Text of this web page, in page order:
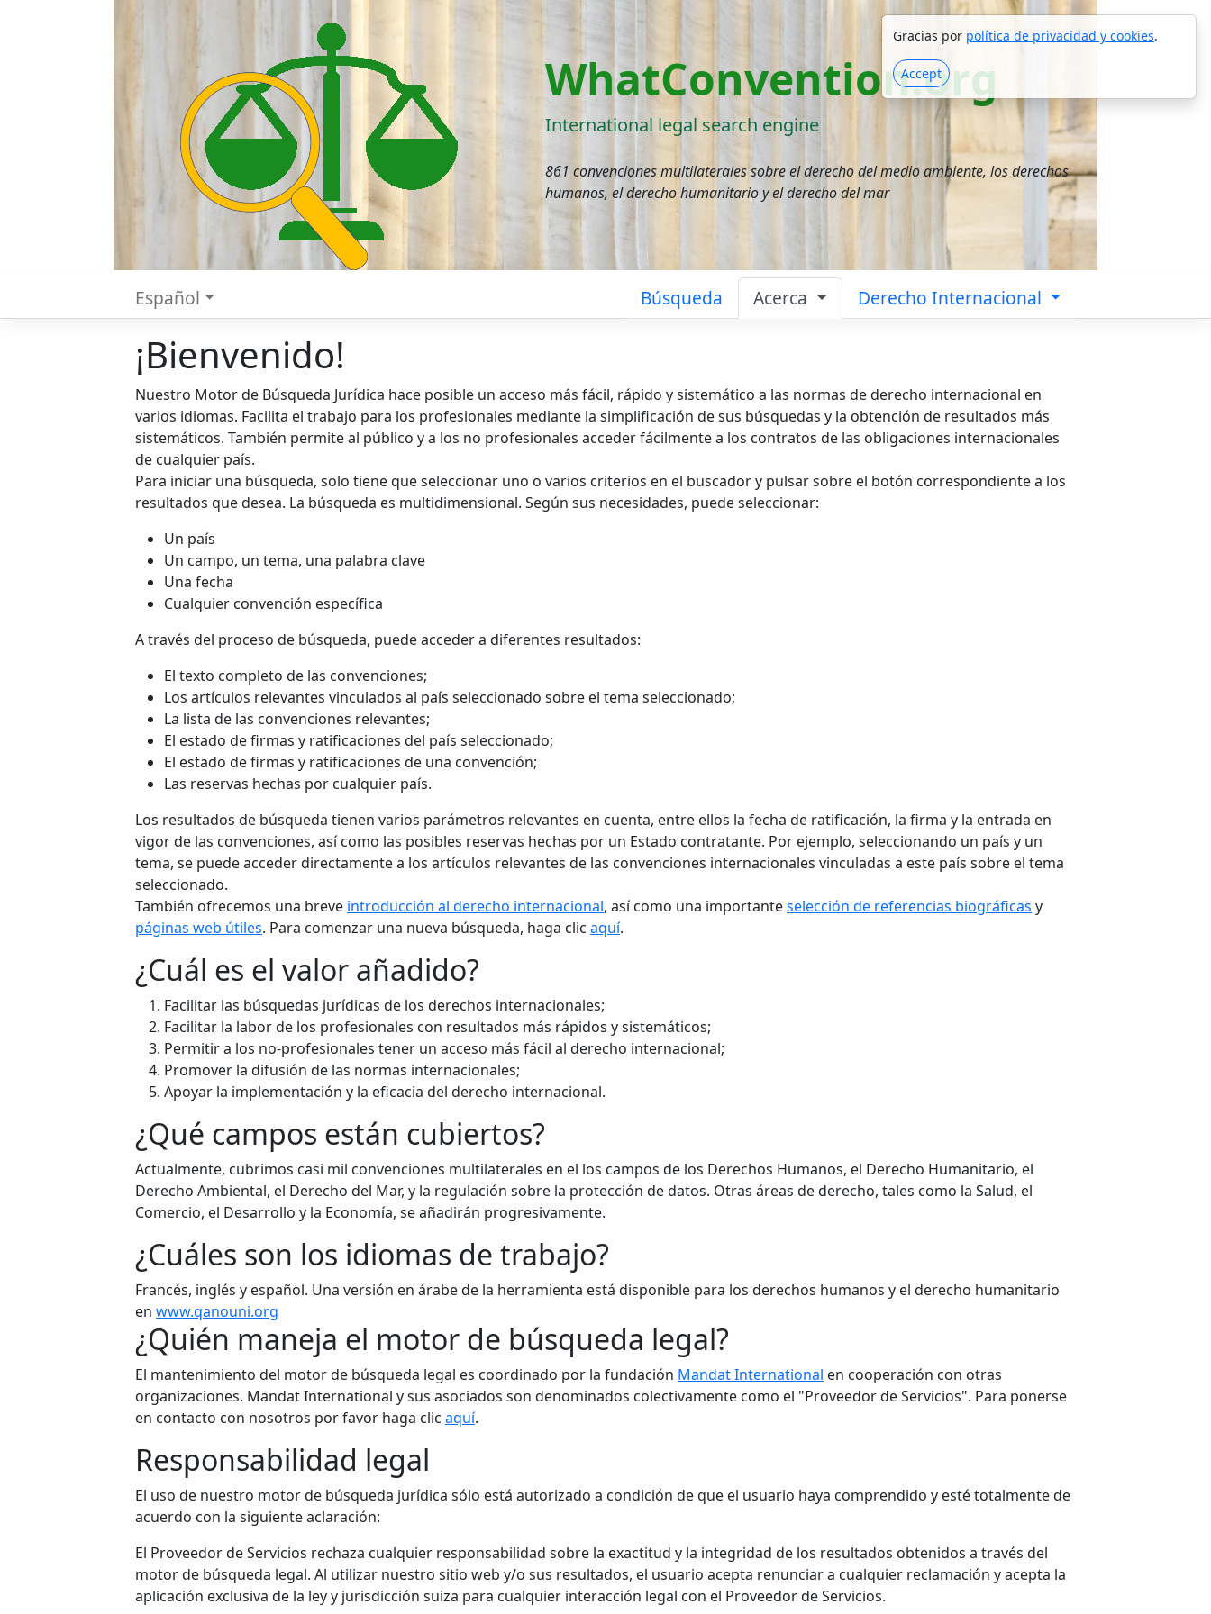
Gracias por política de privacidad y cookies.
Accept
WhatConvention.org
International legal search engine
861 convenciones multilaterales sobre el derecho del medio ambiente, los derechos
humanos, el derecho humanitario y el derecho del mar
Español Búsqueda Acerca Derecho Internacional
¡Bienvenido!
Nuestro Motor de Búsqueda Jurídica hace posible un acceso más fácil, rápido y sistemático a las normas de derecho internacional en
varios idiomas. Facilita el trabajo para los profesionales mediante la simplificación de sus búsquedas y la obtención de resultados más
sistemáticos. También permite al público y a los no profesionales acceder fácilmente a los contratos de las obligaciones internacionales
de cualquier país.
Para iniciar una búsqueda, solo tiene que seleccionar uno o varios criterios en el buscador y pulsar sobre el botón correspondiente a los
resultados que desea. La búsqueda es multidimensional. Según sus necesidades, puede seleccionar:
Un país
Un campo, un tema, una palabra clave
Una fecha
Cualquier convención específica
A través del proceso de búsqueda, puede acceder a diferentes resultados:
El texto completo de las convenciones;
Los artículos relevantes vinculados al país seleccionado sobre el tema seleccionado;
La lista de las convenciones relevantes;
El estado de firmas y ratificaciones del país seleccionado;
El estado de firmas y ratificaciones de una convención;
Las reservas hechas por cualquier país.
Los resultados de búsqueda tienen varios parámetros relevantes en cuenta, entre ellos la fecha de ratificación, la firma y la entrada en
vigor de las convenciones, así como las posibles reservas hechas por un Estado contratante. Por ejemplo, seleccionando un país y un
tema, se puede acceder directamente a los artículos relevantes de las convenciones internacionales vinculadas a este país sobre el tema
seleccionado.
También ofrecemos una breve introducción al derecho internacional, así como una importanteselección de referencias biográficas y
páginas web útiles. Para comenzar una nueva búsqueda, haga clic aquí.
¿Cuál es el valor añadido?
Facilitar las búsquedas jurídicas de los derechos internacionales;
Facilitar la labor de los profesionales con resultados más rápidos y sistemáticos;
Permitir a los no-profesionales tener un acceso más fácil al derecho internacional;
Promover la difusión de las normas internacionales;
Apoyar la implementación y la eficacia del derecho internacional.
¿Qué campos están cubiertos?
Actualmente, cubrimos casi mil convenciones multilaterales en el los campos de los Derechos Humanos, el Derecho Humanitario, el
Derecho Ambiental, el Derecho del Mar, y la regulación sobre la protección de datos. Otras áreas de derecho, tales como la Salud, el
Comercio, el Desarrollo y la Economía, se añadirán progresivamente.
¿Cuáles son los idiomas de trabajo?
Francés, inglés y español. Una versión en árabe de la herramienta está disponible para los derechos humanos y el derecho humanitario
en www.qanouni.org
¿Quién maneja el motor de búsqueda legal?
El mantenimiento del motor de búsqueda legal es coordinado por la fundación Mandat International en cooperación con otras
organizaciones. Mandat International y sus asociados son denominados colectivamente como el "Proveedor de Servicios". Para ponerse
en contacto con nosotros por favor haga clic aquí.
Responsabilidad legal
El uso de nuestro motor de búsqueda jurídica sólo está autorizado a condición de que el usuario haya comprendido y esté totalmente de
acuerdo con la siguiente aclaración:
El Proveedor de Servicios rechaza cualquier responsabilidad sobre la exactitud y la integridad de los resultados obtenidos a través del
motor de búsqueda legal. Al utilizar nuestro sitio web y/o sus resultados, el usuario acepta renunciar a cualquier reclamación y acepta la
aplicación exclusiva de la ley y jurisdicción suiza para cualquier interacción legal con el Proveedor de Servicios.